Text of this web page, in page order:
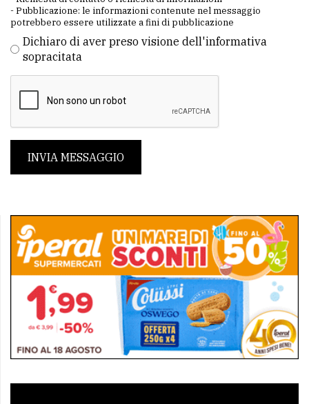
- Pubblicazione: le informazioni contenute nel messaggio
potrebbero essere utilizzate a fini di pubblicazione
Dichiaro di aver preso visione dell'informativa
sopracitata
INVIA MESSAGGIO